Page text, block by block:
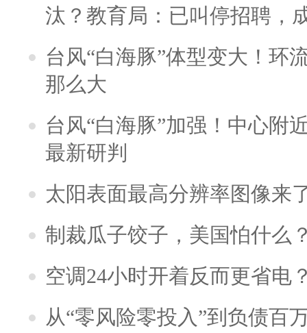
汰？教育局：已叫停招聘，
台风“白海豚”体型变大！环
那么大
台风“白海豚”加强！中心附
最新研判
太阳表面最高分辨率图像来
制裁瓜子饺子，美国怕什么
空调24小时开着反而更省电
从“零风险零投入”到负债百